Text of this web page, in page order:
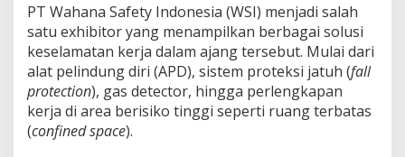
PT Wahana Safety Indonesia (WSI) menjadi salah
satu exhibitor yang menampilkan berbagai solusi
keselamatan kerja dalam ajang tersebut. Mulai dari
alat pelindung diri (APD), sistem proteksi jatuh (fall
protection), gas detector, hingga perlengkapan
kerja di area berisiko tinggi seperti ruang terbatas
(confined space).